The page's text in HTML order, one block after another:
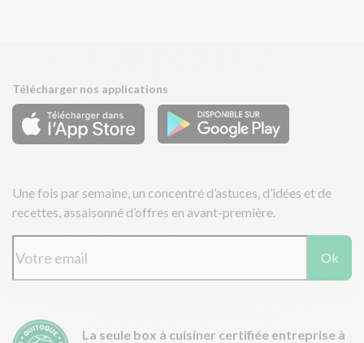
Télécharger nos applications
Une fois par semaine, un concentré d’astuces, d’idées et de
recettes, assaisonné d’offres en avant-première.
Ok
La seule box à cuisiner certifiée entreprise à